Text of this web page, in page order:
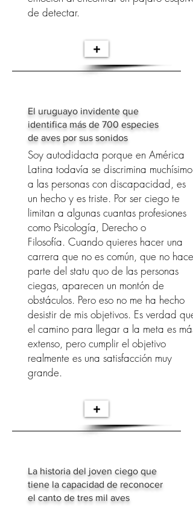
de detectar.
+
El uruguayo invidente que
identifica más de 700 especies
de aves por sus sonidos
Soy autodidacta porque en América
Latina todavía se discrimina muchísimo
a las personas con discapacidad, es
un hecho y es triste. Por ser ciego te
limitan a algunas cuantas profesiones
como Psicología, Derecho o
Filosofía. Cuando quieres hacer una
carrera que no es común, que no hace
parte del statu quo de las personas
ciegas, aparecen un montón de
obstáculos. Pero eso no me ha hecho
desistir de mis objetivos. Es verdad que
el camino para llegar a la meta es más
extenso, pero cumplir el objetivo
realmente es una satisfacción muy
grande.
+
La historia del joven ciego que
tiene la capacidad de reconocer
el canto de tres mil aves